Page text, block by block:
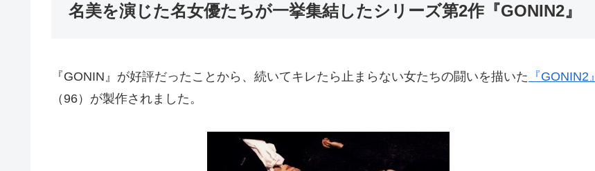
名美を演じた名女優たちが一挙集結したシリーズ第2作『GONIN2』
『GONIN』が好評だったことから、続いてキレたら止まらない女たちの闘いを描いた 『GONIN2』
（96）が製作されました。